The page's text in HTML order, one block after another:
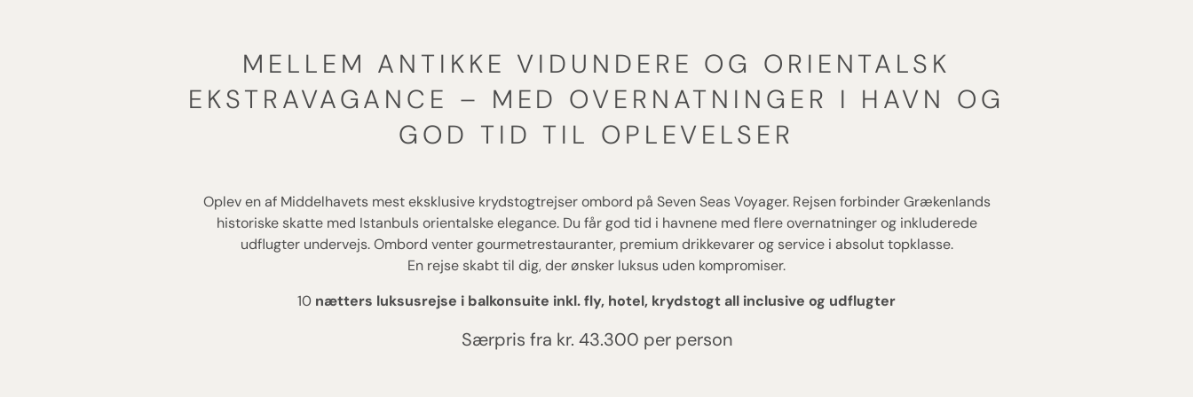
MELLEM ANTIKKE VIDUNDERE OG ORIENTALSK
EKSTRAVAGANCE – MED OVERNATNINGER I HAVN OG
GOD TID TIL OPLEVELSER
Oplev en af Middelhavets mest eksklusive krydstogtrejser ombord på Seven Seas Voyager. Rejsen forbinder Grækenlands
historiske skatte med Istanbuls orientalske elegance. Du får god tid i havnene med flere overnatninger og inkluderede
udflugter undervejs. Ombord venter gourmetrestauranter, premium drikkevarer og service i absolut topklasse.
En rejse skabt til dig, der ønsker luksus uden kompromiser.
10 nætters luksusrejse i balkonsuite inkl. fly, hotel, krydstogt all inclusive og udflugter
Særpris fra kr. 43.300 per person